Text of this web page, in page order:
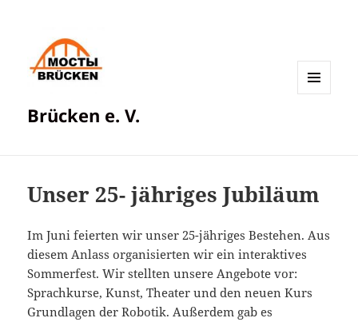
Brücken e. V.
Unser 25- jähriges Jubiläum
Im Juni feierten wir unser 25-jähriges Bestehen. Aus
diesem Anlass organisierten wir ein interaktives
Sommerfest. Wir stellten unsere Angebote vor:
Sprachkurse, Kunst, Theater und den neuen Kurs
Grundlagen der Robotik. Außerdem gab es